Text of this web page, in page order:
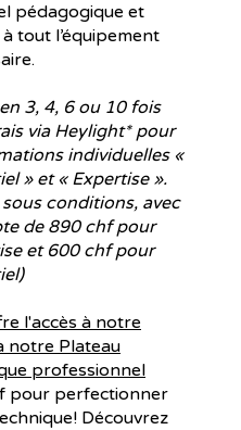
pédagogique et
à tout l’équipement
3, 4, 6 ou 10 fois
via Heylight* pour
individuelles «
» et « Expertise ».
conditions, avec
de 890 chf pour
et 600 chf pour
l'accès à notre
notre Plateau
professionnel
pour perfectionner
Découvrez